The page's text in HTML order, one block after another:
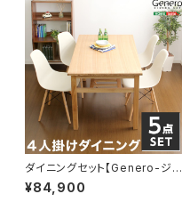
ダイニングセット【Genero-ジェ
ネロ-】（5点セット） SH-01GE
N-5
¥84,900